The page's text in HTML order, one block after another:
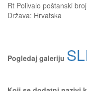
Rt Polivalo poštanski
Država: Hrvatska
Pogledaj galeriju